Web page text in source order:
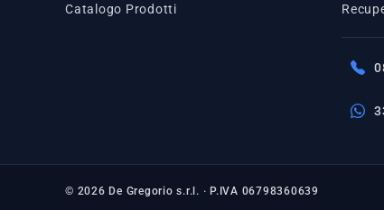
Catalogo Prodotti
© 2026 De Gregorio s.r.l. · P.IVA 06798360639